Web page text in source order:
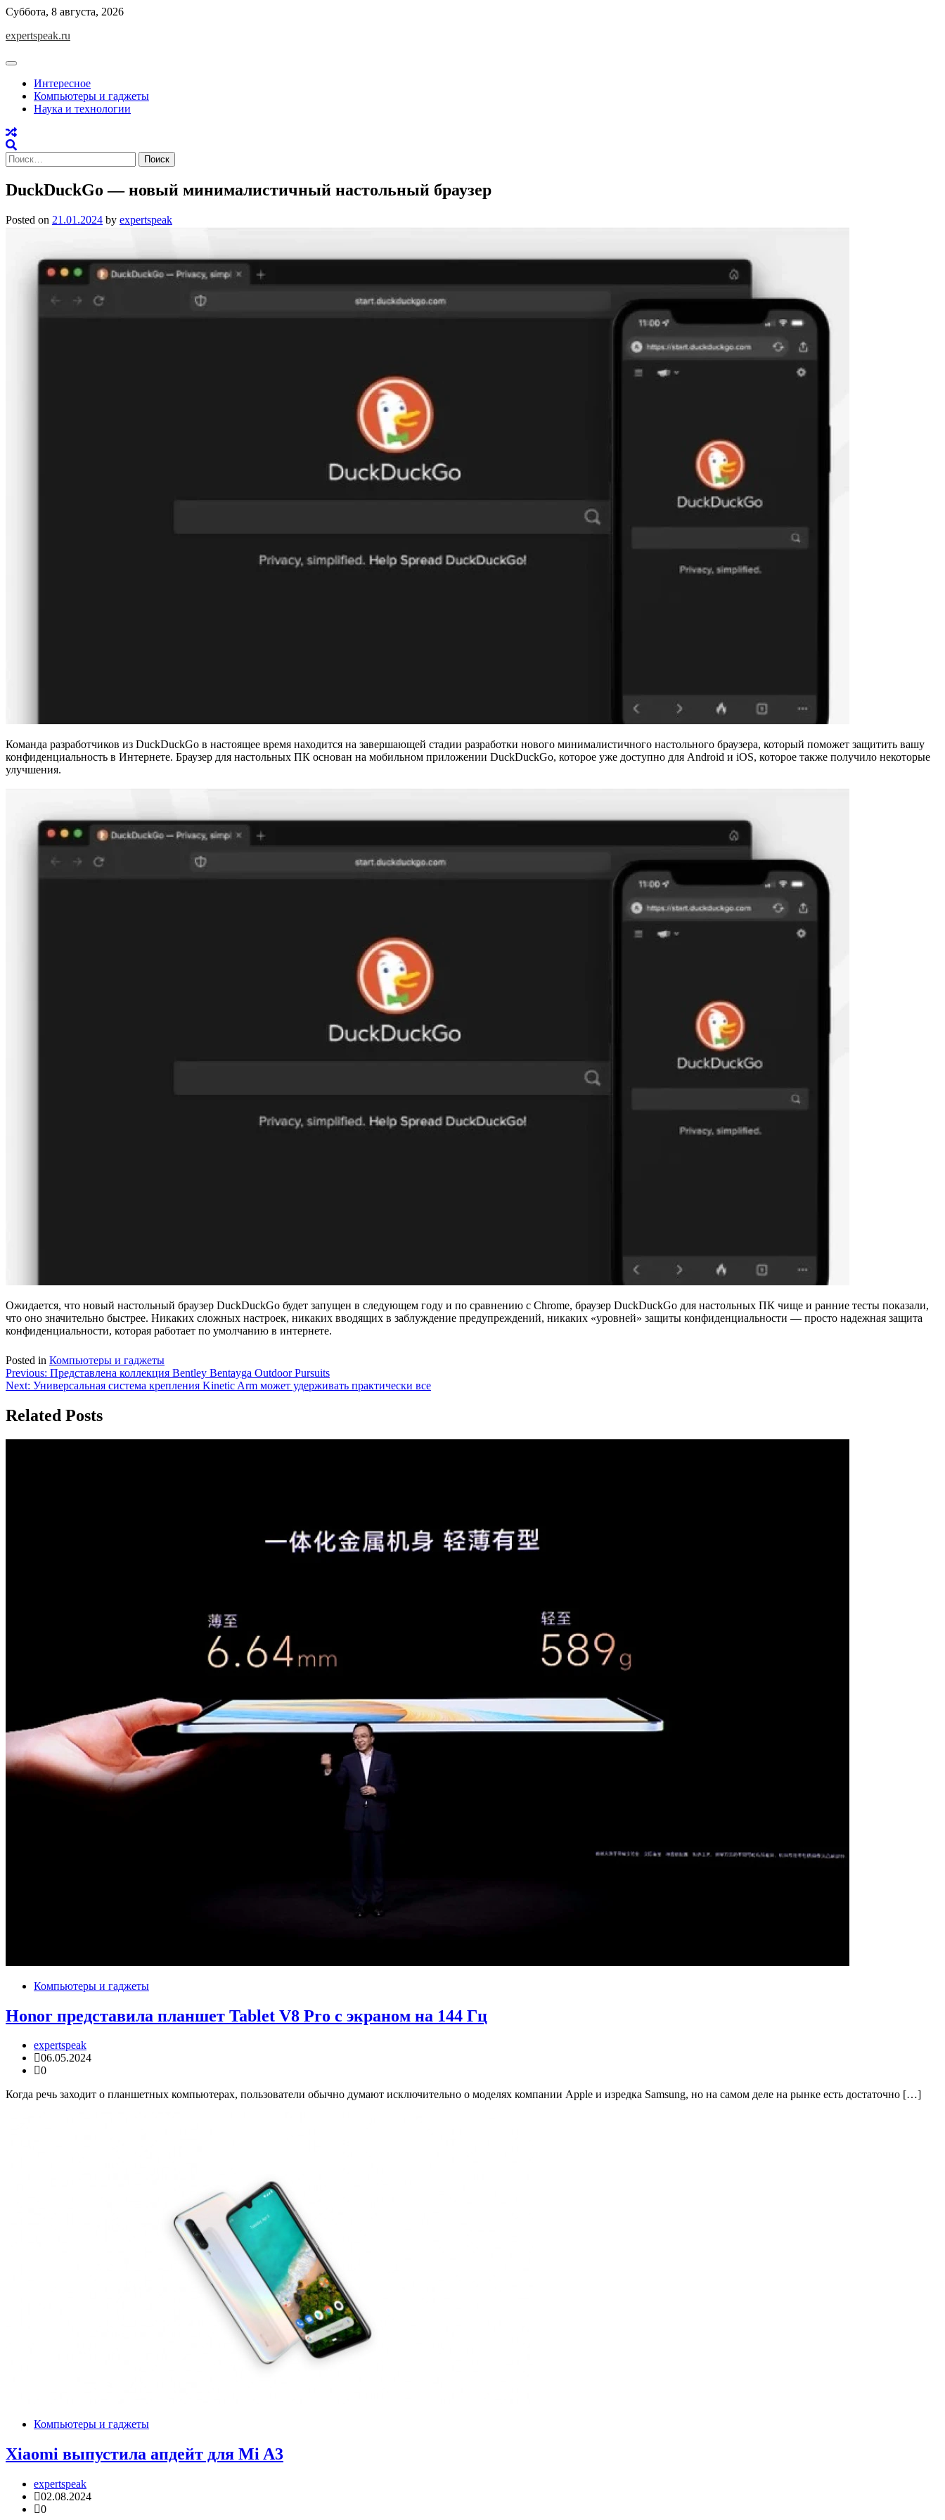
Skip
content
Суббота, 8 августа, 2026
expertspeak.ru
Интересное
Компьютеры и гаджеты
Наука и технологии
Найти:
DuckDuckGo — новый минималистичный настольный браузер
Posted on 21.01.2024 by expertspeak
Команда разработчиков из DuckDuckGo в настоящее время находится на завершающей стадии разработки нового минималистичного настольного браузера, который поможет защитить вашу
конфиденциальность в Интернете. Браузер для настольных ПК основан на мобильном приложении DuckDuckGo, которое уже доступно для Android и iOS, которое также получило некоторые
улучшения.
Ожидается, что новый настольный браузер DuckDuckGo будет запущен в следующем году и по сравнению с Chrome, браузер DuckDuckGo для настольных ПК чище и ранние тесты показали,
что оно значительно быстрее. Никаких сложных настроек, никаких вводящих в заблуждение предупреждений, никаких «уровней» защиты конфиденциальности — просто надежная защита
конфиденциальности, которая работает по умолчанию в интернете.
Posted in Компьютеры и гаджеты
Навигация
по
записям
Previous: Представлена ​​коллекция Bentley Bentayga Outdoor Pursuits
Next: Универсальная система крепления Kinetic Arm может удерживать практически все
Related Posts
Компьютеры и гаджеты
Honor представила планшет Tablet V8 Pro с экраном на 144 Гц
expertspeak
06.05.2024
0
Когда речь заходит о планшетных компьютерах, пользователи обычно думают исключительно о моделях компании Apple и изредка Samsung, но на самом деле на рынке есть достаточно […]
Компьютеры и гаджеты
Xiaomi выпустила апдейт для Mi A3
expertspeak
02.08.2024
0